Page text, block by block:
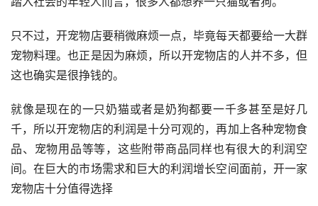
只不过，开宠物店要稍微麻烦一点，毕竟每天都要给一大群
宠物料理。也正是因为麻烦，所以开宠物店的人并不多，但
这也确实是很挣钱的。
就像是现在的一只奶猫或者是奶狗都要一千多甚至是好几
千，所以开宠物店的利润是十分可观的，再加上各种宠物食
品、宠物用品等等，这些附带商品同样也有很大的利润空
间。在巨大的市场需求和巨大的利润增长空间面前，开一家
宠物店十分值得选择